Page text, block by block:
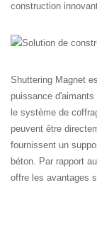
construction
Shuttering Magnet
puissance
le système de
peuvent être
fournissent un
béton. Par rapport
offre les avantages